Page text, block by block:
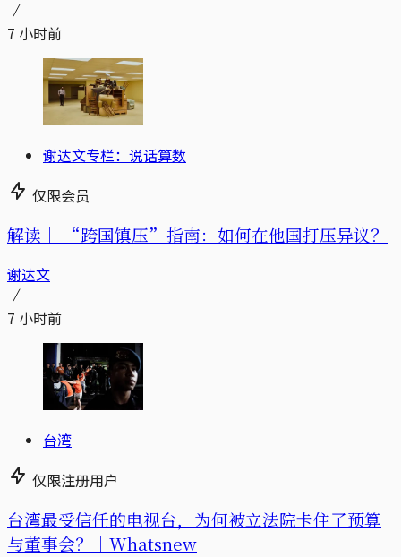
7 小时前
谢达文专栏：说话算数
仅限会员
解读｜ “跨国镇压”指南：如何在他国打压异议？
谢达文
7 小时前
台湾
仅限注册用户
台湾最受信任的电视台，为何被立法院卡住了预算
与董事会？｜Whatsnew